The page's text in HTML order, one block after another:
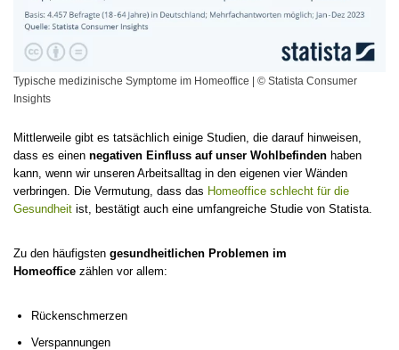
Typische medizinische Symptome im Homeoffice | © Statista Consumer
Insights
Mittlerweile gibt es tatsächlich einige Studien, die darauf hinweisen,
dass es einen negativen Einfluss auf unser Wohlbefinden haben
kann, wenn wir unseren Arbeitsalltag in den eigenen vier Wänden
verbringen. Die Vermutung, dass das Homeoffice schlecht für die
Gesundheit ist, bestätigt auch eine umfangreiche Studie von Statista.
Zu den häufigsten gesundheitlichen Problemen im
Homeoffice zählen vor allem:
Rückenschmerzen
Verspannungen